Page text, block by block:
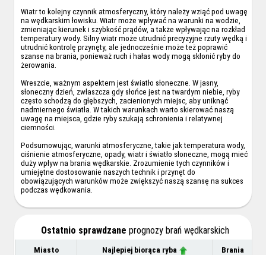
Wiatr to kolejny czynnik atmosferyczny, który należy wziąć pod uwagę
na wędkarskim łowisku. Wiatr może wpływać na warunki na wodzie,
zmieniając kierunek i szybkość prądów, a także wpływając na rozkład
temperatury wody. Silny wiatr może utrudnić precyzyjne rzuty wędką i
utrudnić kontrolę przynęty, ale jednocześnie może też poprawić
szanse na brania, ponieważ ruch i hałas wody mogą skłonić ryby do
żerowania.
Wreszcie, ważnym aspektem jest światło słoneczne. W jasny,
słoneczny dzień, zwłaszcza gdy słońce jest na twardym niebie, ryby
często schodzą do głębszych, zacienionych miejsc, aby uniknąć
nadmiernego światła. W takich warunkach warto skierować naszą
uwagę na miejsca, gdzie ryby szukają schronienia i relatywnej
ciemności.
Podsumowując, warunki atmosferyczne, takie jak temperatura wody,
ciśnienie atmosferyczne, opady, wiatr i światło słoneczne, mogą mieć
duży wpływ na brania wędkarskie. Zrozumienie tych czynników i
umiejętne dostosowanie naszych technik i przynęt do
obowiązujących warunków może zwiększyć naszą szansę na sukces
podczas wędkowania.
Ostatnio sprawdzane prognozy brań wędkarskich
Miasto Najlepiej biorąca ryba Brania